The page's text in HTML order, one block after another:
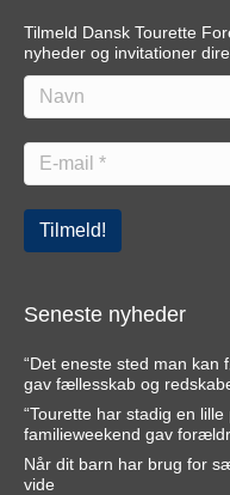
Tilmeld Dansk Tourette
nyheder og invitationer
Seneste nyheder
“Det eneste sted man kan
gav fællesskab og
“Tourette har stadig en
familieweekend gav
Når dit barn har brug for
vide